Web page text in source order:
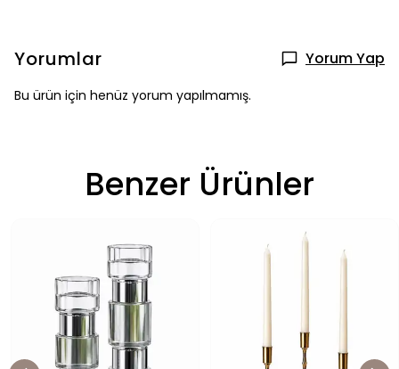
Yorumlar Yorum Yap
Bu ürün için henüz yorum yapılmamış.
Benzer Ürünler